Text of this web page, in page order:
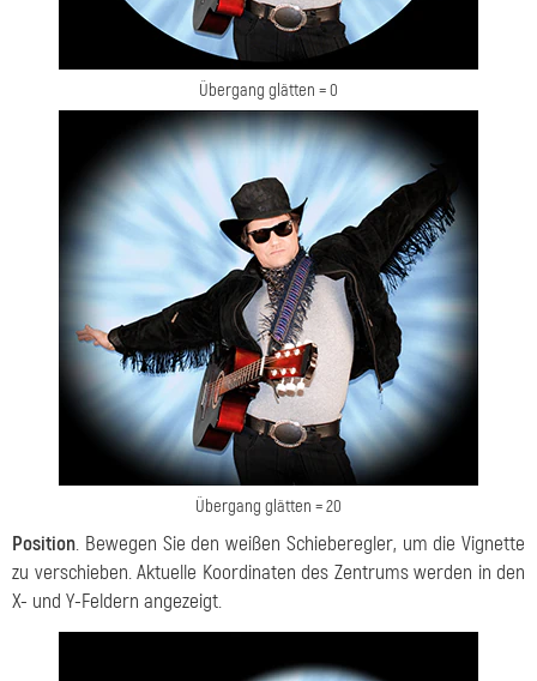
Übergang glätten = 0
Übergang glätten = 20
Position. Bewegen Sie den weißen Schieberegler, um die Vignette
zu verschieben. Aktuelle Koordinaten des Zentrums werden in den
X- und Y-Feldern angezeigt.